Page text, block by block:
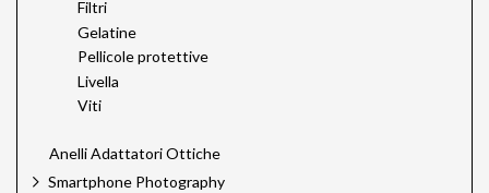
Filtri
Gelatine
Pellicole protettive
Livella
Viti
Anelli Adattatori Ottiche
Smartphone Photography